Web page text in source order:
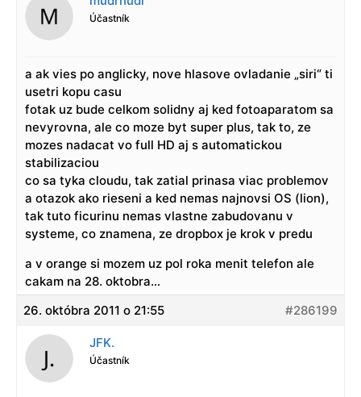
Účastník
a ak vies po anglicky, nove hlasove ovladanie „siri“ ti
usetri kopu casu
fotak uz bude celkom solidny aj ked fotoaparatom sa
nevyrovna, ale co moze byt super plus, tak to, ze
mozes nadacat vo full HD aj s automatickou
stabilizaciou
co sa tyka cloudu, tak zatial prinasa viac problemov
a otazok ako rieseni a ked nemas najnovsi OS (lion),
tak tuto ficurinu nemas vlastne zabudovanu v
systeme, co znamena, ze dropbox je krok v predu
a v orange si mozem uz pol roka menit telefon ale
cakam na 28. oktobra…
26. októbra 2011 o 21:55
#286199
JFK.
Účastník